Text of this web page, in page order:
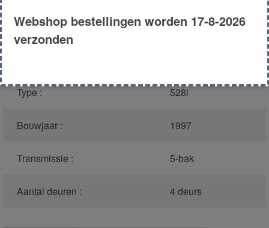
Carroserie : Touring
Type : 528i
Bouwjaar : 1997
Transmissie : 5-bak
Aantal deuren : 4 deurs
Webshop bestellingen worden 17-8-2026
verzonden